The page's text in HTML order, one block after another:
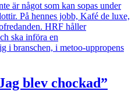
är något som kan sopas under
På hennes jobb, Kafé de luxe,
HRF håller
ska införa en
i branschen, i metoo-uppropens
blev chockad”